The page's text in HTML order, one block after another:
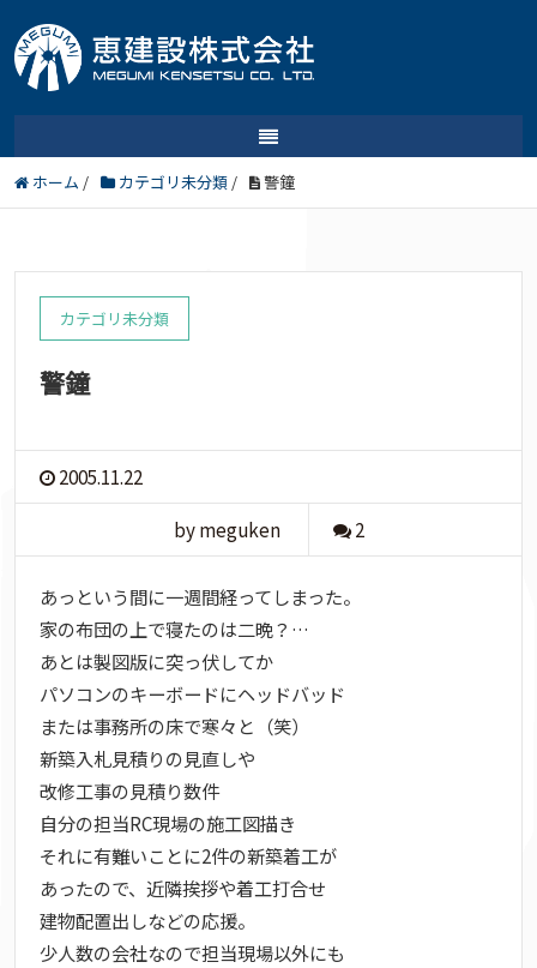
ホーム / カテゴリ未分類 / 警鐘
カテゴリ未分類
警鐘
2005.11.22
by meguken
2
あっという間に一週間経ってしまった。
家の布団の上で寝たのは二晩？…
あとは製図版に突っ伏してか
パソコンのキーボードにヘッドバッド
または事務所の床で寒々と（笑）
新築入札見積りの見直しや
改修工事の見積り数件
自分の担当RC現場の施工図描き
それに有難いことに2件の新築着工が
あったので、近隣挨拶や着工打合せ
建物配置出しなどの応援。
少人数の会社なので担当現場以外にも